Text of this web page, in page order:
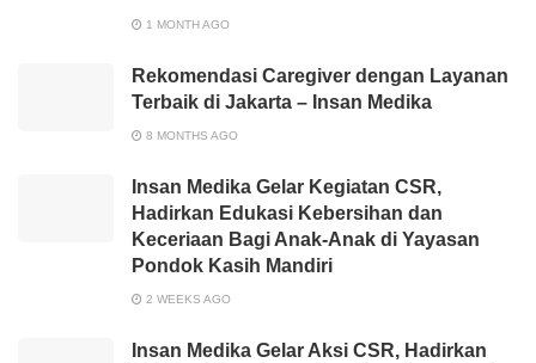
1 MONTH AGO
Rekomendasi Caregiver dengan Layanan
Terbaik di Jakarta – Insan Medika
8 MONTHS AGO
Insan Medika Gelar Kegiatan CSR,
Hadirkan Edukasi Kebersihan dan
Keceriaan Bagi Anak-Anak di Yayasan
Pondok Kasih Mandiri
2 WEEKS AGO
Insan Medika Gelar Aksi CSR, Hadirkan